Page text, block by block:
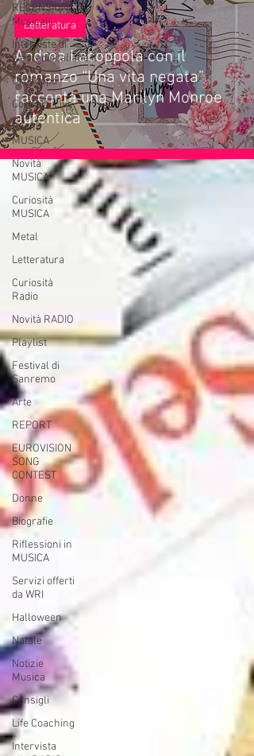
RECENSIONI
Musicali
Interviste di
webradioitaliane.it
Oroscopo
Concerti Live
Eventi
MUSICA
Novità
MUSICA
Curiosità
MUSICA
Metal
Letteratura
Curiosità
Radio
Novità RADIO
Playlist
Festival di
Sanremo
Arte
REPORT
EUROVISION
SONG
CONTEST
Donne
Biografie
Riflessioni in
MUSICA
Servizi offerti
da WRI
Halloween
Natale
Notizie
Musica
Consigli
Life Coaching
Intervista
Andrea Lacoppola con il
romanzo “Una vita negata”
racconta una Marilyn Monroe
autentica
Letteratura